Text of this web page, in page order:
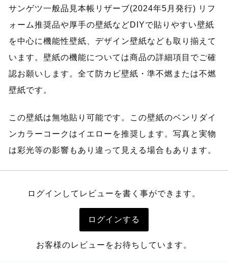
サンゲツ一般品見本帳リザーブ(2024年5月発行) リフ
ォーム推奨品や厚手の壁紙などDIYで貼りやすい壁紙
を中心に機能性壁紙、デザイン壁紙なども取り揃えて
います。壁紙の機能については商品の詳細項目でご確
認お願いします。全て防カビ壁紙・準不燃または不燃
壁紙です。
この壁紙は無地貼り可能です。この壁紙のベンリダイ
ンカラーコークはイエローを推奨します。写真と実物
は彩光等の影響もあり違って見える場合もあります。
ログインしてレビューを書く事ができます。
ログインする
お客様のレビューをお待ちしています。